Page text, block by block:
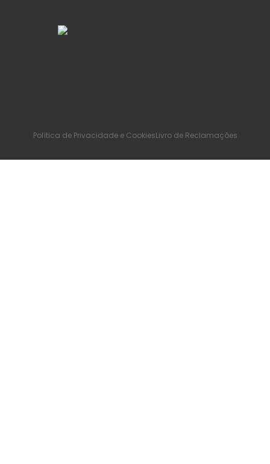
Política de Privacidade e CookiesLivro de Reclamações